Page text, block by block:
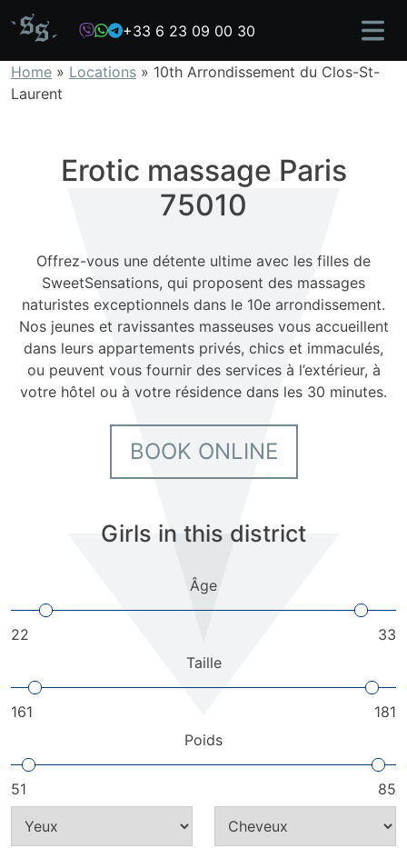
+33 6 23 09 00 30
Home » Locations » 10th Arrondissement du Clos-St-
Laurent
Erotic massage Paris
75010
Offrez-vous une détente ultime avec les filles de
SweetSensations, qui proposent des massages
naturistes exceptionnels dans le 10e arrondissement.
Nos jeunes et ravissantes masseuses vous accueillent
dans leurs appartements privés, chics et immaculés,
ou peuvent vous fournir des services à l’extérieur, à
votre hôtel ou à votre résidence dans les 30 minutes.
BOOK ONLINE
Girls in this district
Âge
22
33
Taille
161
181
Poids
51 85